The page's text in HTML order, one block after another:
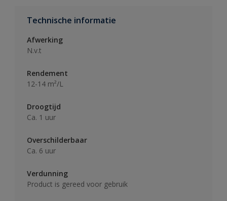
Technische informatie
Afwerking
N.v.t
Rendement
12-14 m²/L
Droogtijd
Ca. 1 uur
Overschilderbaar
Ca. 6 uur
Verdunning
Product is gereed voor gebruik